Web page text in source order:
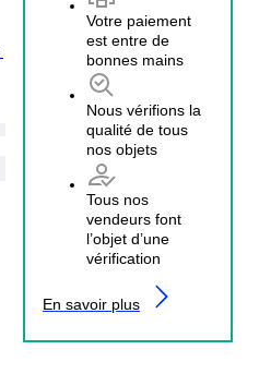
Votre paiement
est entre de
bonnes mains
Nous vérifions la
qualité de tous
nos objets
Tous nos
vendeurs font
l’objet d’une
vérification
En savoir plus